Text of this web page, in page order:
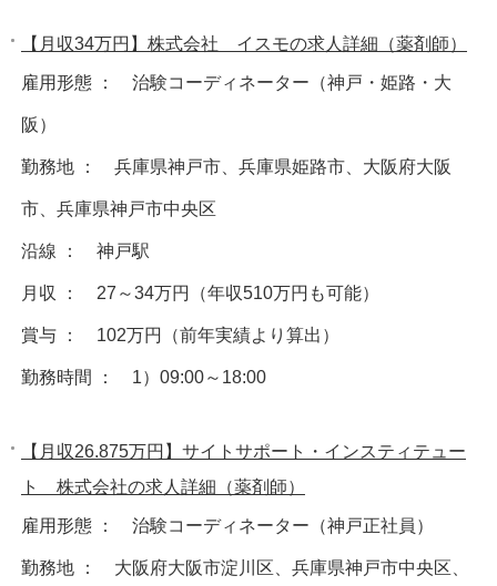
【月収34万円】株式会社 イスモの求人詳細（薬剤師）
雇用形態 ： 治験コーディネーター（神戸・姫路・大
阪）
勤務地 ： 兵庫県神戸市、兵庫県姫路市、大阪府大阪
市、兵庫県神戸市中央区
沿線 ： 神戸駅
月収 ： 27～34万円（年収510万円も可能）
賞与 ： 102万円（前年実績より算出）
勤務時間 ： 1）09:00～18:00
【月収26.875万円】サイトサポート・インスティテュー
ト 株式会社の求人詳細（薬剤師）
雇用形態 ： 治験コーディネーター（神戸正社員）
勤務地 ： 大阪府大阪市淀川区、兵庫県神戸市中央区、